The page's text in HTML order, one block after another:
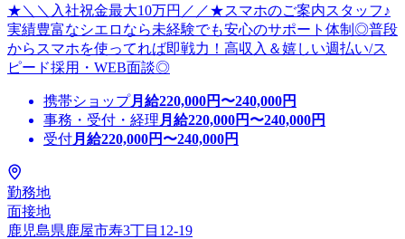
★＼＼入社祝金最大10万円／／★スマホのご案内スタッフ♪
実績豊富なシエロなら未経験でも安心のサポート体制◎普段
からスマホを使ってれば即戦力！高収入＆嬉しい週払い/ス
ピード採用・WEB面談◎
携帯ショップ月給220,000円〜240,000円
事務・受付・経理 月給220,000円〜240,000円
受付月給220,000円〜240,000円
勤務地
面接地
鹿児島県鹿屋市寿3丁目12-19